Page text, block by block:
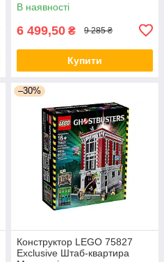
В наявності
6 499,50 ₴ 9 285 ₴
Купити
–30%
Конструктор LEGO 75827
Exclusive Штаб-квартира